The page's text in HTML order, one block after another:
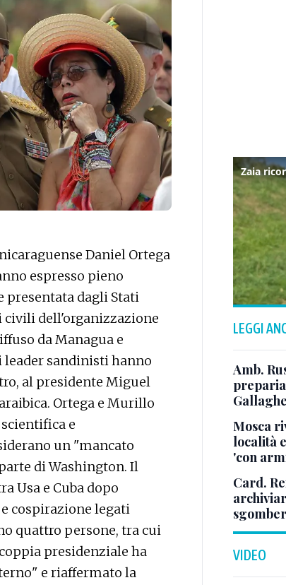
Daniel Ortega
espresso pieno
presentata dagli Stati
civili dell'organizzazione
da Managua e
leader sandinisti hanno
al presidente Miguel
Ortega e Murillo
e
un "mancato
di Washington. Il
Usa e Cuba dopo
cospirazione legati
quattro persone, tra cui
presidenziale ha
e riaffermato la
LEGGI
Amb.
Mosca
località
'con
Card.
VIDEO